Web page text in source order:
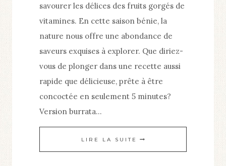
savourer les délices des fruits gorgés de
vitamines. En cette saison bénie, la
nature nous offre une abondance de
saveurs exquises à explorer. Que diriez-
vous de plonger dans une recette aussi
rapide que délicieuse, prête à être
concoctée en seulement 5 minutes?
Version burrata…
LIRE LA SUITE RECETTE
FRAÎCHE